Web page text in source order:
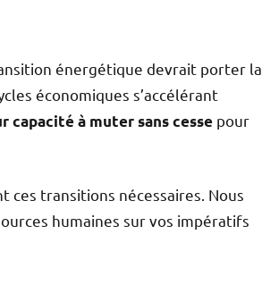
énergétique devrait porter la
économiques s’accélérant
capacité à muter sans cesse pour
transitions nécessaires. Nous
humaines sur vos impératifs